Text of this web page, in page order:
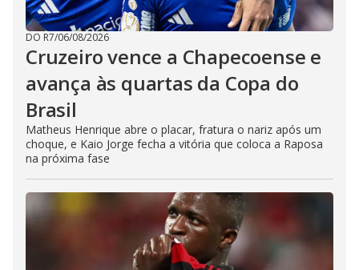
DO R7/06/08/2026
Cruzeiro vence a Chapecoense e
avança às quartas da Copa do
Brasil
Matheus Henrique abre o placar, fratura o nariz após um
choque, e Kaio Jorge fecha a vitória que coloca a Raposa
na próxima fase